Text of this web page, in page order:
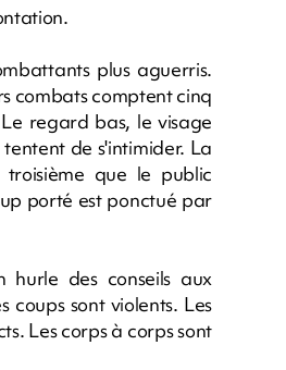
plus aguerris.
combats comptent cinq
regard bas, le visage
de s'intimider. La
que le public
porté est ponctué par
hurle des conseils aux
sont violents. Les
Les corps à corps sont